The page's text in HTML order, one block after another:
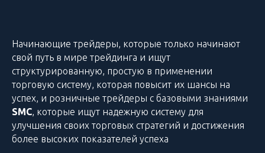
Начинающие трейдеры, которые только начинают
свой путь в мире трейдинга и ищут
структурированную, простую в применении
торговую систему, которая повысит их шансы на
успех, и розничные трейдеры с базовыми знаниями
SMC, которые ищут надежную систему для
улучшения своих торговых стратегий и достижения
более высоких показателей успеха